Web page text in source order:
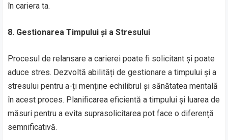
în cariera ta.
8. Gestionarea Timpului și a Stresului
Procesul de relansare a carierei poate fi solicitant și poate
aduce stres. Dezvoltă abilități de gestionare a timpului și a
stresului pentru a-ți menține echilibrul și sănătatea mentală
în acest proces. Planificarea eficientă a timpului și luarea de
măsuri pentru a evita suprasolicitarea pot face o diferență
semnificativă.